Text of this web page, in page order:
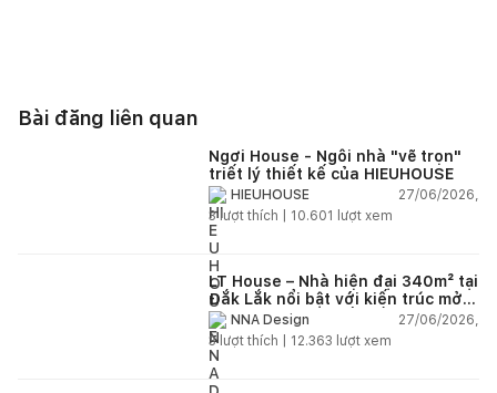
Bài đăng liên quan
Ngơi House - Ngôi nhà "vẽ trọn"
triết lý thiết kế của HIEUHOUSE
HIEUHOUSE
27/06/2026,
3lượt thích | 10.601 lượt xem
LT House – Nhà hiện đại 340m² tại
Đắk Lắk nổi bật với kiến trúc mở
và hệ sân vườn kết nối thiên
nhiên
NNA Design
27/06/2026,
3lượt thích | 12.363 lượt xem